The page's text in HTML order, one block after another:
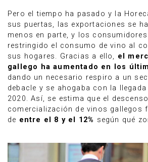
Pero el tiempo ha pasado y la
sus puertas, las exportaciones se
menos en parte, y los
restringido el consumo de vino al
sus hogares. Gracias a ello, el
gallego ha aumentado en los
dando un necesario respiro a un
debacle y se ahogaba con la
2020. Así, se estima que el
comercialización de vinos gallegos
de entre el 8 y el 12% según qué